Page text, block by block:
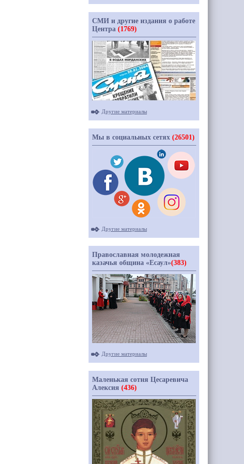
СМИ и другие издания о работе
Центра (1769)
Другие материалы
Мы в социальных сетях (26501)
Другие материалы
Православная молодежная
казачья община «Есаул»(383)
Другие материалы
Маленькая сотня Цесаревича
Алексия (436)